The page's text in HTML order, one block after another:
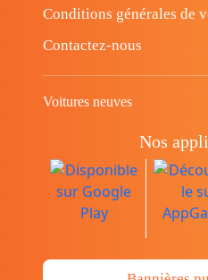
Conditions générales de
Contactez-nous
Voitures neuves
Nos